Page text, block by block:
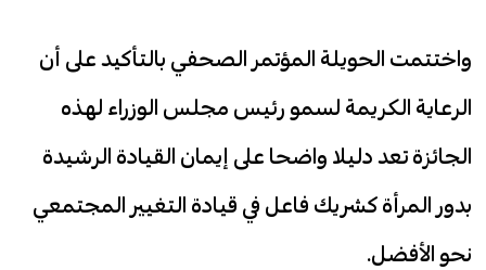
واختتمت الحويلة المؤتمر الصحفي بالتأكيد على أن
الرعاية الكريمة لسمو رئيس مجلس الوزراء لهذه
الجائزة تعد دليلا واضحا على إيمان القيادة الرشيدة
بدور المرأة كشريك فاعل في قيادة التغيير المجتمعي
نحو الأفضل.